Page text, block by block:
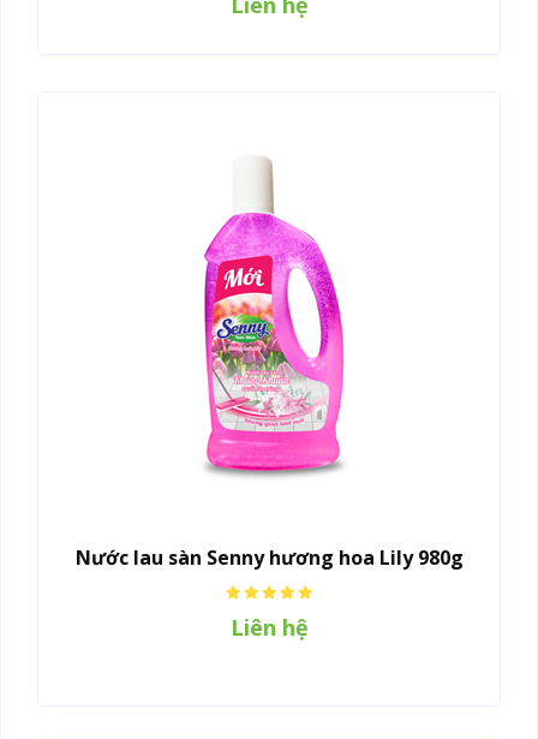
Nước lau sàn Senny hương hoa Lily 980g
Liên hệ